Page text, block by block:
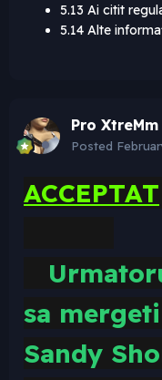
5.13 Ai citit
5.14 Alte
Pro XtreMm
Posted
ACCEPTAT
sa
Sandy